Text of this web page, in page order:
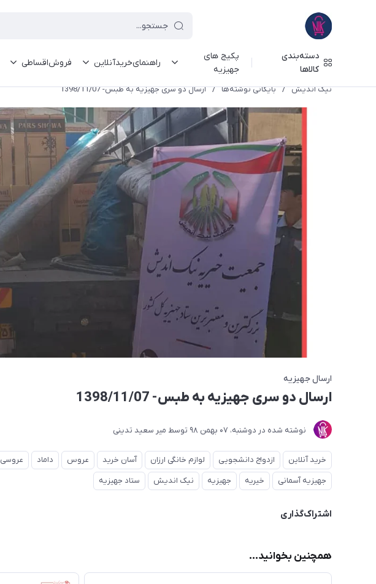
دسته‌بندی
کالاها
پکیج های
جهیزیه
راهنمای‌خرید‌آنلاین فروش‌اقساطی
نیک اندیش / بایگانی نوشته‌ها / ارسال دو سری جهیزیه به طبس- 1398/11/07
ارسال جهیزیه
ارسال دو سری جهیزیه به طبس- 1398/11/07
نوشته شده در دوشنبه، 07 بهمن 98 توسط میر سعید تدینی
خرید آنلاین ازدواج دانشجویی لوازم خانگی ارزان آسان خرید عروس داماد عروسی
جهیزیه آسمانی
خیریه جهیزیه نیک اندیش ستاد جهیزیه
اشتراک‌گذاری
همچنین بخوانید...